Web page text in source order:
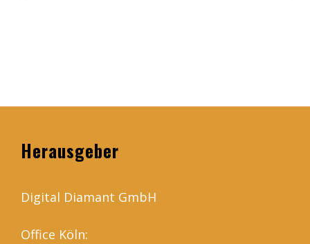
Herausgeber
Digital Diamant GmbH
Office Köln: